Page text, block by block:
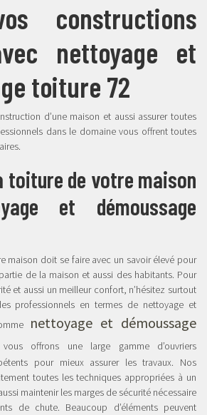
constructions
nettoyage et
toiture 72
d’une maison et aussi assurer toutes
dans le domaine vous offrent toutes
toiture de votre maison
et démoussage
maison doit se faire avec un savoir élevé pour
de la maison et aussi des habitants. Pour
et aussi un meilleur confort, n’hésitez surtout
professionnels en termes de nettoyage et
nettoyage et démoussage
offrons une large gamme d’ouvriers
pour mieux assurer les travaux. Nos
toutes les techniques appropriées à un
maintenir les marges de sécurité nécessaire
de chute. Beaucoup d’éléments peuvent